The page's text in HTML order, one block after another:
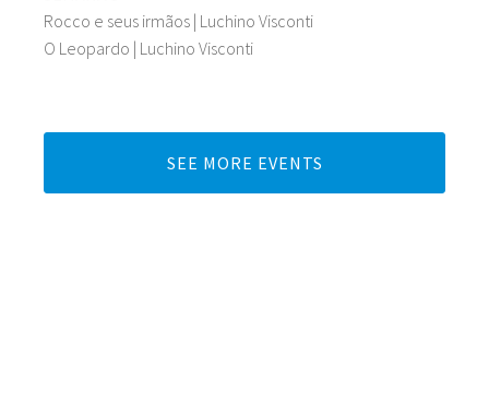
Rocco e seus irmãos | Luchino Visconti
O Leopardo | Luchino Visconti
SEE MORE EVENTS